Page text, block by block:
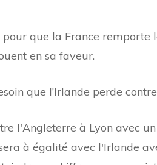
pour que la France
en sa faveur.
que l’Irlande perde
l'Angleterre à Lyon avec un
à égalité avec l'Irlande